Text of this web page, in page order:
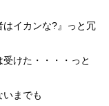
イカンな?』っと冗
けた・・・・っと
までも